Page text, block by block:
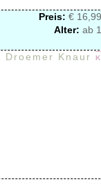
Preis: €
Alter: ab
Droemer Knaur